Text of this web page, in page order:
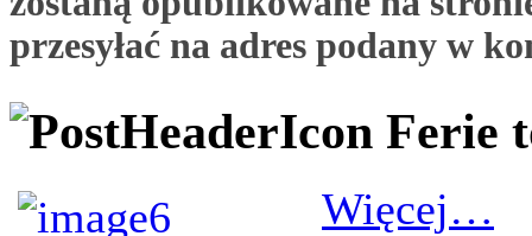
przesyłać na adres podany w
Ferie
Więcej…